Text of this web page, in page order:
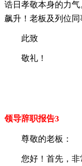
诰日孝敬本身的力
飙升！老板及列位同
此致
敬礼！
领导辞职报告3
尊敬的老板：
您好！首先，